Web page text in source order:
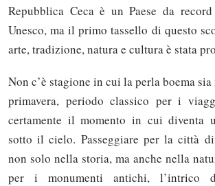
Repubblica Ceca è un Paese da
Unesco, ma il primo tassello di questo
arte, tradizione, natura e cultura è stata
Non c’è stagione in cui la perla boema
primavera, periodo classico per i
certamente il momento in cui diventa
sotto il cielo. Passeggiare per la città
non solo nella storia, ma anche nella
per i monumenti antichi, l’intrico